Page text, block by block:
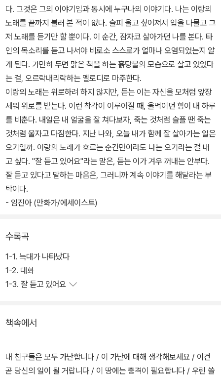
다. 그것은 그의 이야기임과 동시에 누구나의 이야기다. 나는 이랑의
노래를 끝까지 불러 본 적이 없다. 슬피 울고 싶어져서 입을 다물고 그
저 노래를 듣기만 할 뿐이다. 이 순간, 잠자코 살아가던 나를 본다. 타
인의 목소리를 듣고 나서야 비로소 스스로가 얼마나 오염되었는지 알
게 된다. 가만히 두면 맑은 척을 하는 흙탕물의 모습으로 살고 있었다
는 걸, 오르락내리락하는 멜로디로 마주한다.
이랑의 노래는 위로하려 하지 않지만, 듣는 이는 자신을 모처럼 앞장
세워 위로를 받는다. 이런 착각이 이루어질 때, 울먹이던 힘이 내 하루
를 비춘다. 내일은 내 얼굴을 잘 쳐다보자, 죽는 것처럼 슬플 땐 죽는
것처럼 울자고 다짐한다. 지난 나와, 오늘 내가 함께 잘 살아가는 일은
오기일까. 이랑의 노래가 흐르는 순간만이라도 나는 오기라는 걸 내
고 싶다. "잘 듣고 있어요"라는 말은, 듣는 이가 겨우 꺼내는 안부다.
잘 듣고 있다고 말하는 마음은, 그러니까 계속 이야기를 해달라는 부
탁이다.
- 임진아 (만화가/에세이스트)
수록곡
1-1. 늑대가 나타났다
1-2. 대화
1-3. 잘 듣고 있어요
책속에서
내 친구들은 모두 가난합니다 / 이 가난에 대해 생각해보세요 / 이건
곧 당신의 일이 될 거랍니다 / 이 땅에는 충격이 필요합니다 / 우린 쓸